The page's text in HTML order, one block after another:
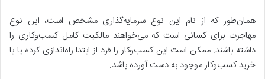
همان‌طور که از نام این نوع سرمایه‌گذاری مشخص است، این نوع
مهاجرت برای کسانی است که می‌خواهند مالکیت کامل کسب‌وکاری را
داشته باشند. ممکن است این کسب‌وکار را فرد از ابتدا راه‌اندازی کرده یا با
خرید کسب‌و‌کار موجود به دست‌ آورده باشد.